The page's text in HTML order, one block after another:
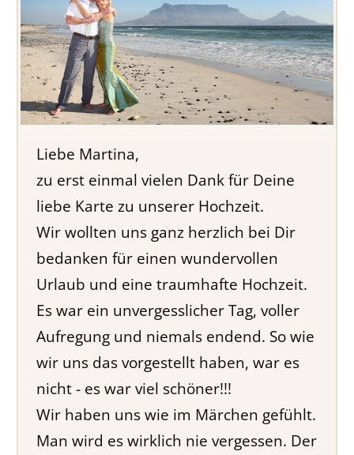
Liebe Martina,
zu erst einmal vielen Dank für Deine
liebe Karte zu unserer Hochzeit.
Wir wollten uns ganz herzlich bei Dir
bedanken für einen wundervollen
Urlaub und eine traumhafte Hochzeit.
Es war ein unvergesslicher Tag, voller
Aufregung und niemals endend. So wie
wir uns das vorgestellt haben, war es
nicht - es war viel schöner!!!
Wir haben uns wie im Märchen gefühlt.
Man wird es wirklich nie vergessen. Der